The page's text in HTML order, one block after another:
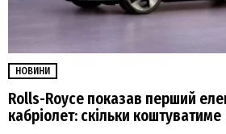
НОВИНИ
Rolls-Royce показав перший
кабріолет: скільки коштуватиме